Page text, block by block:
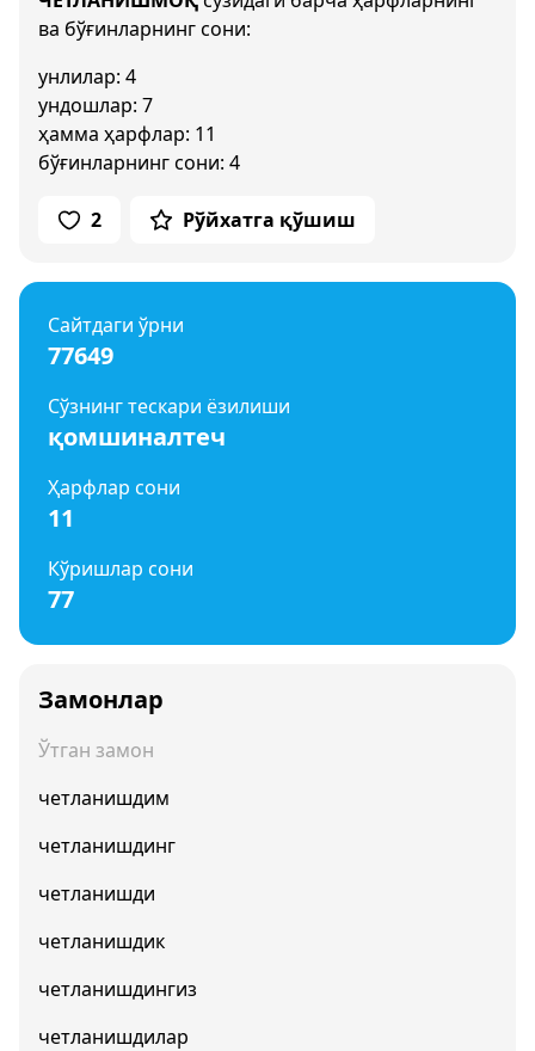
ва бўғинларнинг сони:
унлилар: 4
ундошлар: 7
ҳамма ҳарфлар: 11
бўғинларнинг сони: 4
2 Рўйхатга қўшиш
Сайтдаги ўрни
77649
Сўзнинг тескари ёзилиши
қомшиналтеч
Ҳарфлар сони
11
Кўришлар сони
77
Замонлар
Ўтган замон
четланишдим
четланишдинг
четланишди
четланишдик
четланишдингиз
четланишдилар